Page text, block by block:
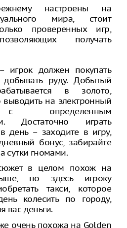
настроены на
мира, стоит
проверенных игр,
получать
игрок должен покупать
руду. Добытый
в золото,
на электронный
определенным
Достаточно играть
день – заходите в игру,
бонус, забирайте
сутки гномами.
в целом похож на
но здесь игроку
такси, которое
колесить по городу,
вас деньги.
очень похожа на Golden